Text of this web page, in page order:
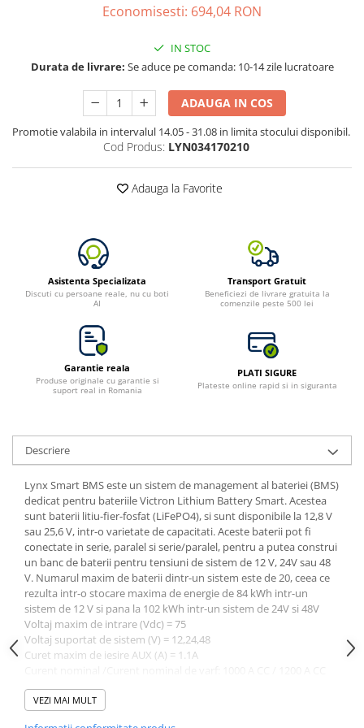
Vezi toate statiile
Cauta dupa capacitate
Pana in 1000W
Intre 1000-2000W
Intre 2000-3000W
Oscal
Panouri Solare Pliabile
Cauta dupa marca
Bluetti
Oscal
Pecron
Toate panourile portabile
Kituri solare pentru balcon
Frigidere Portabile
Componente Fotovoltaice
Incarcatoare solare
Incarcatoare solare MPPT
Incarcatoare solare PWM
Interfete si cabluri
Cabluri pentru echipamente
fotovoltaice
Economisesti: 694,04 RON
IN STOC
Durata de livrare: Se aduce pe comanda: 10-14 zile lucratoare
ADAUGA IN COS
Promotie valabila in intervalul 14.05 - 31.08 in limita stocului disponibil.
Cod Produs: LYN034170210
Adauga la Favorite
Asistenta Specializata
Discuti cu persoane reale, nu cu boti
AI
Transport Gratuit
Beneficiezi de livrare gratuita la
comenzile peste 500 lei
Garantie reala
Produse originale cu garantie si
suport real in Romania
PLATI SIGURE
Plateste online rapid si in siguranta
Descriere
Lynx Smart BMS este un sistem de management al bateriei (BMS)
dedicat pentru bateriile Victron Lithium Battery Smart. Acestea
sunt baterii litiu-fier-fosfat (LiFePO4), si sunt disponibile la 12,8 V
sau 25,6 V, intr-o varietate de capacitati. Aceste baterii pot fi
conectate in serie, paralel si serie/paralel, pentru a putea construi
un banc de baterii pentru tensiuni de sistem de 12 V, 24V sau 48
V. Numarul maxim de baterii dintr-un sistem este de 20, ceea ce
rezulta intr-o stocare maxima de energie de 84 kWh intr-un
sistem de 12 V si pana la 102 kWh intr-un sistem de 24V si 48V
Voltaj maxim de intrare (Vdc) = 75
Voltaj suportat de sistem (V) = 12,24,48
Curet maxim de iesire AUX (A) = 1.1A
timp de 5 minute
Temperatura de utilizare = de la 40°C la +60°
VEZI MAI MULT